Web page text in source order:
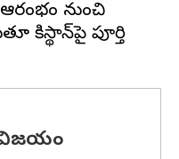
నుంచి
పాకిస్థాన్‌పై పూర్తి